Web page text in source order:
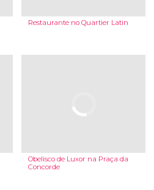
Restaurante no Quartier Latin
Obelisco de Luxor na Praça da
Concorde